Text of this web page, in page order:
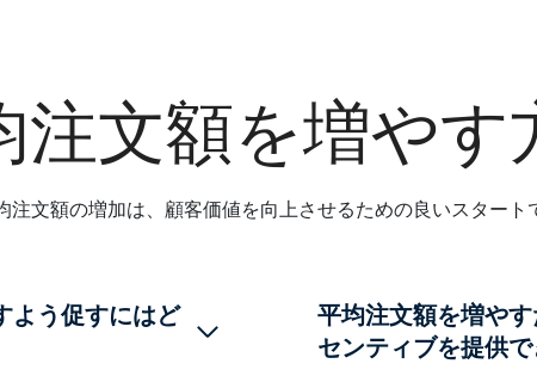
注文額を増やす
注文額の増加は、顧客価値を向上させるための良いスタート
よう促すにはど
平均注文額を増や
センティブを提供